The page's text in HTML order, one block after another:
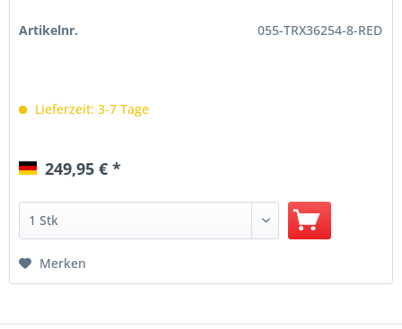
Artikelnr. 055-TRX36254-8-RED
Lieferzeit: 3-7 Tage
249,95 € *
Merken